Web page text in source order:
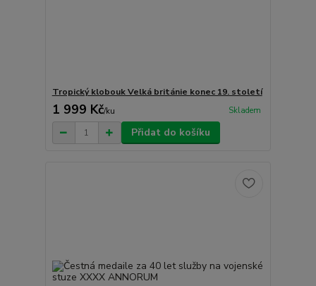
Tropický klobouk Velká británie konec 19. století
1 999 Kč/ku Skladem
Přidat do košíku